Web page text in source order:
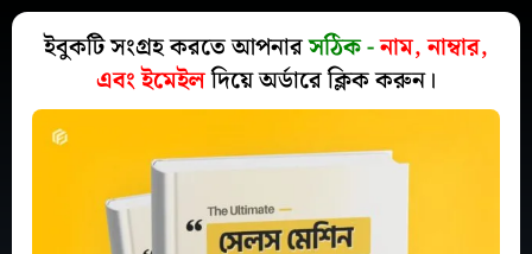
ইবুকটি সংগ্রহ করতে আপনারসঠিক -নাম, নাম্বার,
এবং ইমেইলদিয়ে অর্ডারে ক্লিক করুন।